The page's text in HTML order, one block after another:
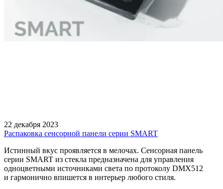
22 декабря 2023
Распаковка сенсорной панели серии SMART
Истинный вкус проявляется в мелочах. Сенсорная панель
серии SMART из стекла предназначена для управления
одноцветными источниками света по протоколу DMX512
и гармонично впишется в интерьер любого стиля.